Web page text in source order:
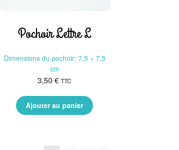
Pochoir Lettre L
Dimensions du pochoir: 7,5 × 7,5
cm
3,50€ TTC
Ajouter au panier